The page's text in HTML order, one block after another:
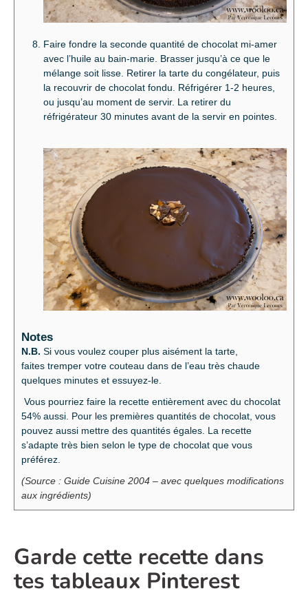
Faire fondre la seconde quantité de chocolat mi-amer
avec l’huile au bain-marie. Brasser jusqu’à ce que le
mélange soit lisse. Retirer la tarte du congélateur, puis
la recouvrir de chocolat fondu. Réfrigérer 1-2 heures,
ou jusqu’au moment de servir. La retirer du
réfrigérateur 30 minutes avant de la servir en pointes.
Notes
N.B. Si vous voulez couper plus aisément la tarte,
faites tremper votre couteau dans de l’eau très chaude
quelques minutes et essuyez-le.
Vous pourriez faire la recette entièrement avec du chocolat
54% aussi. Pour les premières quantités de chocolat, vous
pouvez aussi mettre des quantités égales. La recette
s’adapte très bien selon le type de chocolat que vous
préférez.
(Source : Guide Cuisine 2004 – avec quelques modifications
aux ingrédients)
Garde cette recette dans
tes tableaux Pinterest